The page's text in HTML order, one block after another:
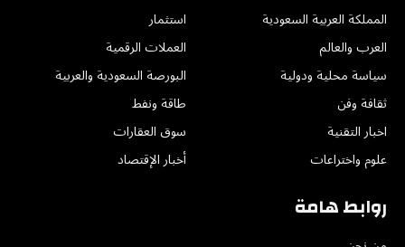
المملكة العربية السعودية
العرب والعالم
سياسة محلية ودولية
ثقافة وفن
اخبار التقنية
علوم واختراعات
استثمار
العملات الرقمية
البورصة السعودية والعربية
طاقة ونفط
سوق العقارات
أخبار الإقتصاد
روابط هامة